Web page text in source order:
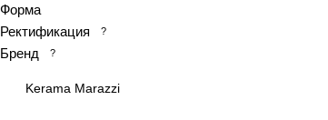
Art
Art Ceramic 60х120
Ascot
Форма
Ректификация
?
Бренд ?
Kerama Marazzi